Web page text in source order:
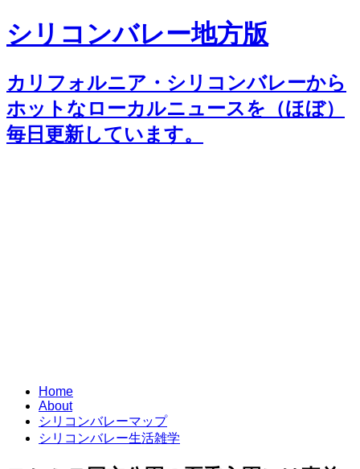
シリコンバレー地方版
カリフォルニア・シリコンバレーから
ホットなローカルニュースを（ほぼ）
毎日更新しています。
Home
About
シリコンバレーマップ
シリコンバレー生活雑学